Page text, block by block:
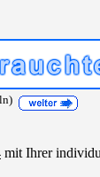
mit Ihrer